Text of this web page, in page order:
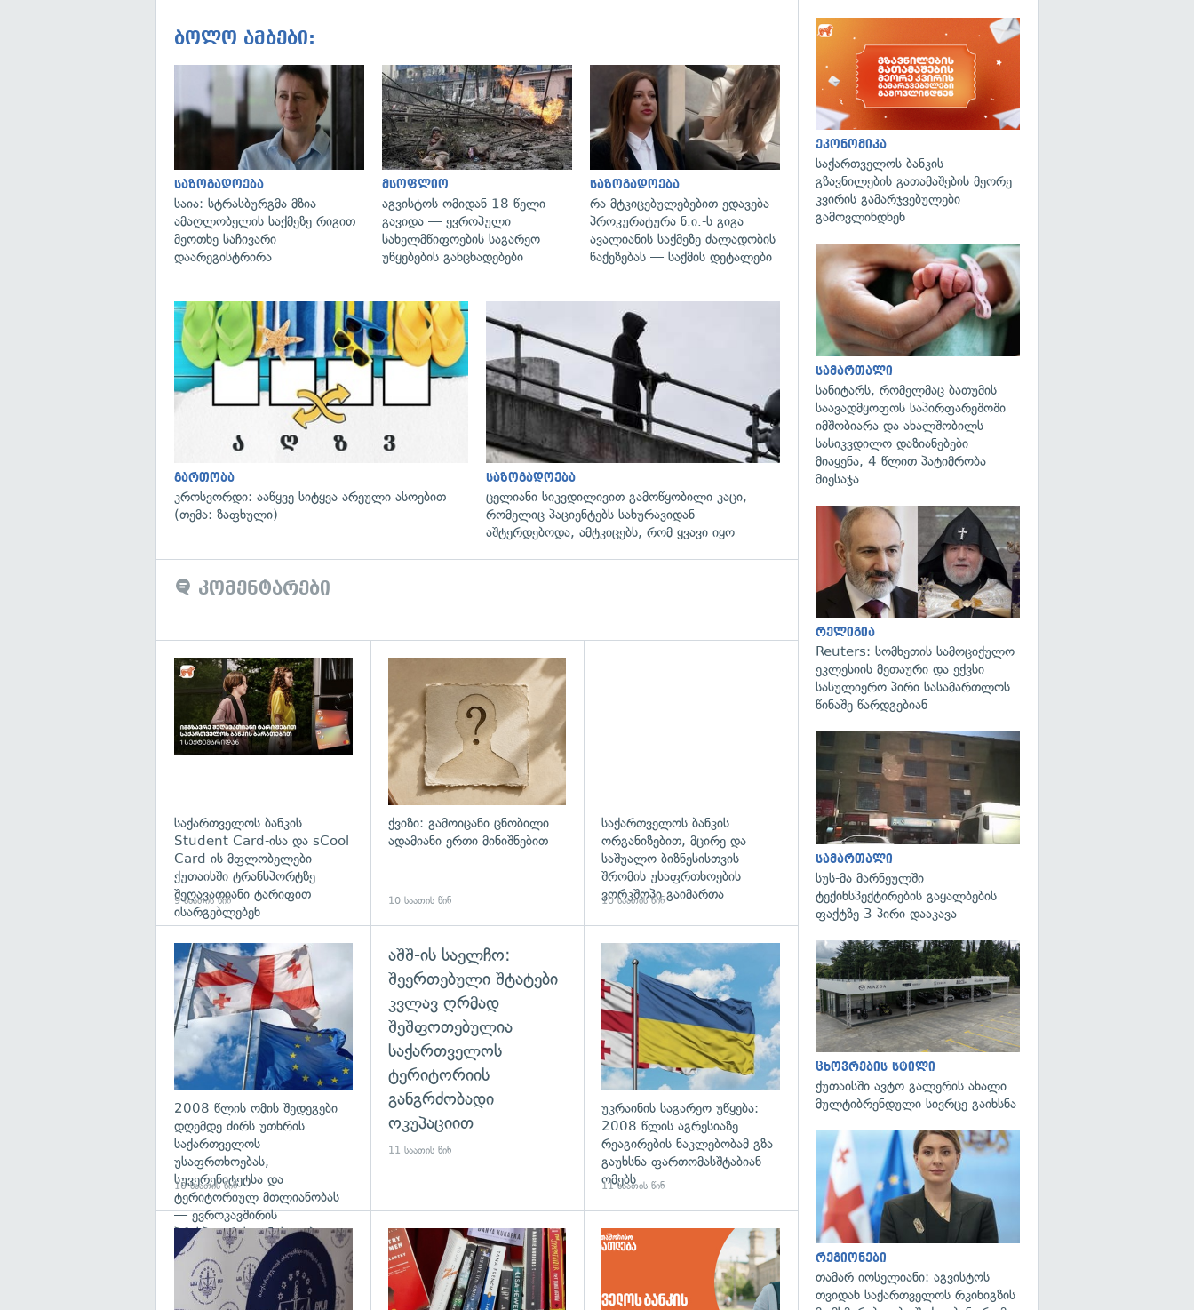
ბოლო ამბები:
გადახედვა
საზოგადოება
საია: სტრასბურგმა მზია
ამაღლობელის საქმეზე რიგით
მეოთხე საჩივარი
დაარეგისტრირა
გადახედვა
მსოფლიო
აგვისტოს ომიდან 18 წელი
გავიდა — ევროპული
სახელმწიფოების საგარეო
უწყებების განცხადებები
გადახედვა
საზოგადოება
რა მტკიცებულებებით ედავება
პროკურატურა ნ.ი.-ს გიგა
ავალიანის საქმეზე ძალადობის
წაქეზებას — საქმის დეტალები
გადახედვა
გართობა
კროსვორდი: ააწყვე სიტყვა არეული ასოებით
(თემა: ზაფხული)
გადახედვა
საზოგადოება
ცელიანი სიკვდილივით გამოწყობილი კაცი,
რომელიც პაციენტებს სახურავიდან
აშტერდებოდა, ამტკიცებს, რომ ყვავი იყო
კომენტარები
საქართველოს ბანკის
Student Card-ისა და sCool
Card-ის მფლობელები
ქუთაისში ტრანსპორტზე
შეღავათიანი ტარიფით
ისარგებლებენ
9 საათის წინ
ქვიზი: გამოიცანი ცნობილი
ადამიანი ერთი მინიშნებით
10 საათის წინ
საქართველოს ბანკის
ორგანიზებით, მცირე და
საშუალო ბიზნესისთვის
შრომის უსაფრთხოების
ვორკშოპი გაიმართა
10 საათის წინ
გადახედვა
2008 წლის ომის შედეგები
დღემდე ძირს უთხრის
საქართველოს
უსაფრთხოებას,
სუვერენიტეტსა და
ტერიტორიულ მთლიანობას
— ევროკავშირის
პრესპიკერის განცხადება
10 საათის წინ
აშშ-ის საელჩო:
შეერთებული შტატები
კვლავ ღრმად
შეშფოთებულია
საქართველოს
ტერიტორიის
განგრძობადი
ოკუპაციით
11 საათის წინ
გადახედვა
უკრაინის საგარეო უწყება:
2008 წლის აგრესიაზე
რეაგირების ნაკლებობამ გზა
გაუხსნა ფართომასშტაბიან
ომებს
11 საათის წინ
გადახედვა გადახედვა
ეკონომიკა
საქართველოს ბანკის
გზავნილების გათამაშების მეორე
კვირის გამარჯვებულები
გამოვლინდნენ
სამართალი
სანიტარს, რომელმაც ბათუმის
საავადმყოფოს საპირფარეშოში
იმშობიარა და ახალშობილს
სასიკვდილო დაზიანებები
მიაყენა, 4 წლით პატიმრობა
მიესაჯა
რელიგია
Reuters: სომხეთის სამოციქულო
ეკლესიის მეთაური და ექვსი
სასულიერო პირი სასამართლოს
წინაშე წარდგებიან
სამართალი
სუს-მა მარნეულში
ტექინსპექტირების გაყალბების
ფაქტზე 3 პირი დააკავა
ცხოვრების სტილი
ქუთაისში ავტო გალერის ახალი
მულტიბრენდული სივრცე გაიხსნა
რეგიონები
თამარ იოსელიანი: აგვისტოს
თვიდან საქართველოს რკინიგზის